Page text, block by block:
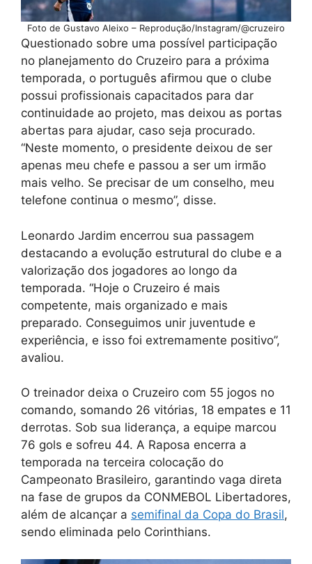
Foto de Gustavo Aleixo – Reprodução/Instagram/@cruzeiro
Questionado sobre uma possível participação
no planejamento do Cruzeiro para a próxima
temporada, o português afirmou que o clube
possui profissionais capacitados para dar
continuidade ao projeto, mas deixou as portas
abertas para ajudar, caso seja procurado.
“Neste momento, o presidente deixou de ser
apenas meu chefe e passou a ser um irmão
mais velho. Se precisar de um conselho, meu
telefone continua o mesmo”, disse.
Leonardo Jardim encerrou sua passagem
destacando a evolução estrutural do clube e a
valorização dos jogadores ao longo da
temporada. “Hoje o Cruzeiro é mais
competente, mais organizado e mais
preparado. Conseguimos unir juventude e
experiência, e isso foi extremamente positivo”,
avaliou.
O treinador deixa o Cruzeiro com 55 jogos no
comando, somando 26 vitórias, 18 empates e 11
derrotas. Sob sua liderança, a equipe marcou
76 gols e sofreu 44. A Raposa encerra a
temporada na terceira colocação do
Campeonato Brasileiro, garantindo vaga direta
na fase de grupos da CONMEBOL Libertadores,
além de alcançar a semifinal da Copa do Brasil,
sendo eliminada pelo Corinthians.